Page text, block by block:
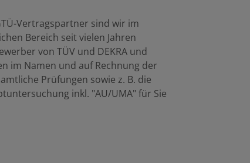
Vertragspartner sind wir im
Bereich seit vielen Jahren
von TÜV und DEKRA und
im Namen und auf Rechnung der
Prüfungen sowie z. B. die
inkl. "AU/UMA" für Sie